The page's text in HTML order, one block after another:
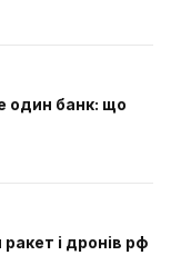
один банк: що
і дронів рф